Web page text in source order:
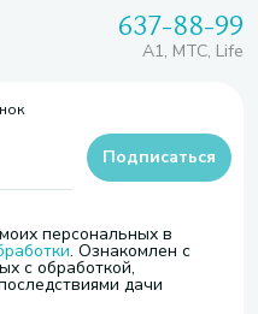
637-88-99
A1, МТС, Life
персональных в
. Ознакомлен с
с обработкой,
дачи
Подписаться